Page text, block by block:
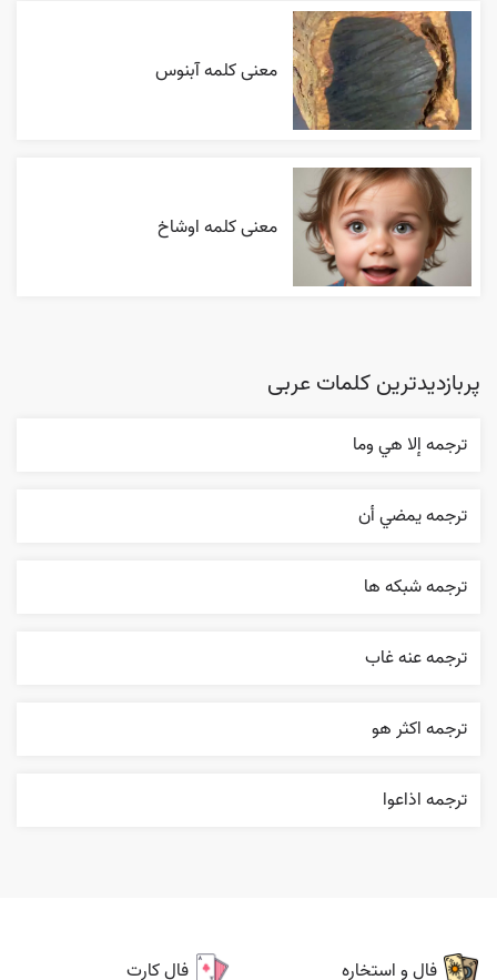
معنی کلمه آبنوس
معنی کلمه اوشاخ
پربازدیدترین کلمات عربی
ترجمه إلا هي وما
ترجمه يمضي أن
ترجمه شبکه ها
ترجمه عنه غاب
ترجمه اکثر هو
ترجمه اذاعوا
فال و استخاره فال کارت